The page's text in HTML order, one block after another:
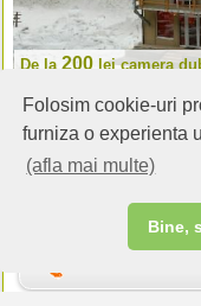
Folosim cookie-uri
furniza o experienta
(afla mai multe)
Bine,
De la 200 leicamera
Pensiunea La Sishe
Valea Putnei (Suceava)
Restaurant,
joaca pt copii, Ferma